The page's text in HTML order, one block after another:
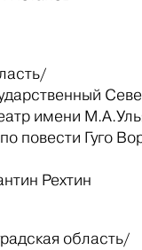
имени
повести Гуго
Рехтин
область/